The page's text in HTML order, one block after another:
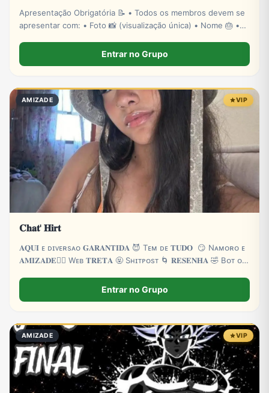
Apresentação Obrigatória 📝 • Todos os membros devem se
apresentar com: • Foto 📸 (visualização única) • Nome 🎂 •
Entrar no Grupo
AMIZADE VIP
𝐂𝐡𝐚𝐭' 𝐇𝐢𝐫𝐭
𝐀𝐐𝐔𝐈 ᴇ‌ ᴅɪᴠᴇʀsᴀ‌ᴏ 𝐆𝐀𝐑𝐀𝐍𝐓𝐈𝐃𝐀 😈 Tᴇᴍ ᴅᴇ 𝐓𝐔𝐃𝐎 😏 Nᴀᴍᴏʀᴏ ᴇ
𝐀𝐌𝐈𝐙𝐀𝐃𝐄❤️‍🔥 Wᴇʙ 𝐓𝐑𝐄𝐓𝐀 🤬 Sʜɪᴛᴘᴏsᴛ 🌀 𝐑𝐄𝐒𝐄𝐍𝐇𝐀 🤣 Bᴏᴛ ᴏɴ
Entrar no Grupo
AMIZADE VIP